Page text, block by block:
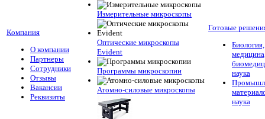
Компания
О компании
Партнеры
Сотрудники
Отзывы
Вакансии
Реквизиты
Измерительные микроскопы
Оптические микроскопы
Evident
Программы микроскопии
Атомно-силовые микроскопы
Готовые
Биология,
наука
наука